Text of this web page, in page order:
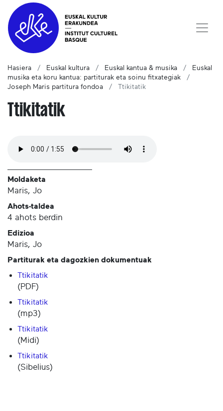
Hasiera Euskal kultura Euskal kantua & musika
Euskal
musika eta koru kantua: partiturak eta soinu fitxategiak
Joseph Maris partitura fondoa
Ttikitatik
Ttikitatik
Moldaketa
Maris, Jo
Ahots-taldea
4 ahots berdin
Edizioa
Maris, Jo
Partiturak eta dagozkien dokumentuak
Ttikitatik
(PDF)
Ttikitatik
(mp3)
Ttikitatik
(Midi)
Ttikitatik
(Sibelius)